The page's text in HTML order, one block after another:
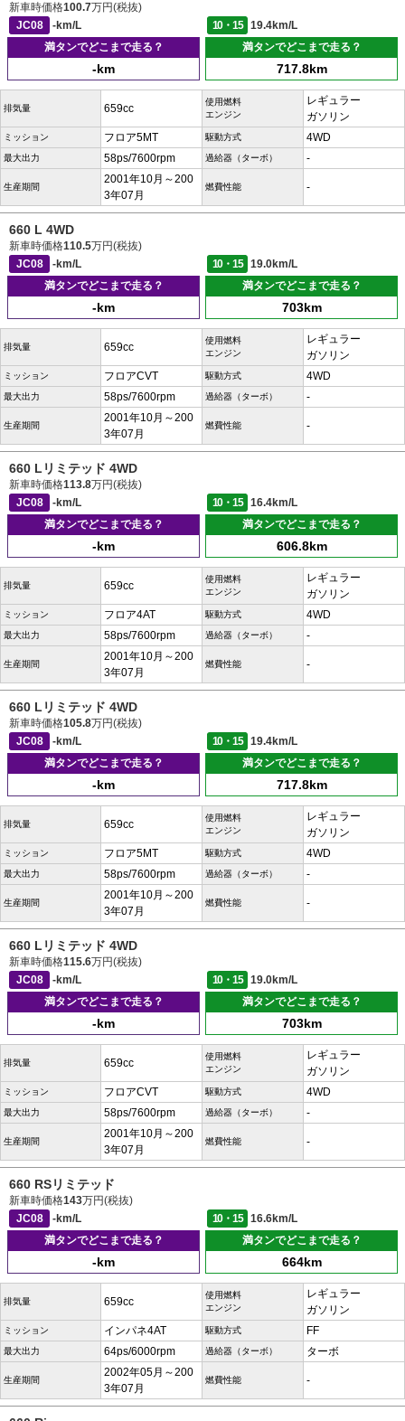
新車時価格100.7万円(税抜)
JC08
-km/L 10・15
19.4km/L
満タンでどこまで走る？
-km
満タンでどこまで走る？
717.8km
排気量 659cc
使用燃料
エンジン
レギュラー
ガソリン
ミッション フロア5MT 駆動方式 4WD
最大出力 58ps/7600rpm 過給器（ターボ） -
生産期間
2001年10月～200
3年07月
燃費性能 -
660 L 4WD
新車時価格110.5万円(税抜)
JC08
-km/L 10・15
19.0km/L
満タンでどこまで走る？
-km
満タンでどこまで走る？
703km
排気量 659cc
使用燃料
エンジン
レギュラー
ガソリン
ミッション フロアCVT 駆動方式 4WD
最大出力 58ps/7600rpm 過給器（ターボ） -
生産期間
2001年10月～200
3年07月
燃費性能 -
660 Lリミテッド 4WD
新車時価格113.8万円(税抜)
JC08
-km/L 10・15
16.4km/L
満タンでどこまで走る？
-km
満タンでどこまで走る？
606.8km
排気量 659cc
使用燃料
エンジン
レギュラー
ガソリン
ミッション フロア4AT 駆動方式 4WD
最大出力 58ps/7600rpm 過給器（ターボ） -
生産期間
2001年10月～200
3年07月
燃費性能 -
660 Lリミテッド 4WD
新車時価格105.8万円(税抜)
JC08
-km/L 10・15
19.4km/L
満タンでどこまで走る？
-km
満タンでどこまで走る？
717.8km
排気量 659cc
使用燃料
エンジン
レギュラー
ガソリン
ミッション フロア5MT 駆動方式 4WD
最大出力 58ps/7600rpm 過給器（ターボ） -
生産期間
2001年10月～200
3年07月
燃費性能 -
660 Lリミテッド 4WD
新車時価格115.6万円(税抜)
JC08
-km/L 10・15
19.0km/L
満タンでどこまで走る？
-km
満タンでどこまで走る？
703km
排気量 659cc
使用燃料
エンジン
レギュラー
ガソリン
ミッション フロアCVT 駆動方式 4WD
最大出力 58ps/7600rpm 過給器（ターボ） -
生産期間
2001年10月～200
3年07月
燃費性能 -
660 RSリミテッド
新車時価格143万円(税抜)
JC08
-km/L 10・15
16.6km/L
満タンでどこまで走る？
-km
満タンでどこまで走る？
664km
排気量 659cc
使用燃料
エンジン
レギュラー
ガソリン
ミッション インパネ4AT 駆動方式 FF
最大出力 64ps/6000rpm 過給器（ターボ） ターボ
生産期間
2002年05月～200
3年07月
燃費性能 -